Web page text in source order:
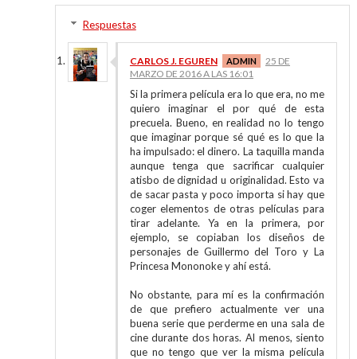
Respuestas
CARLOS J. EGUREN
25 DE
MARZO DE 2016 A LAS 16:01
Si la primera película era lo que era, no me
quiero imaginar el por qué de esta
precuela. Bueno, en realidad no lo tengo
que imaginar porque sé qué es lo que la
ha impulsado: el dinero. La taquilla manda
aunque tenga que sacrificar cualquier
atisbo de dignidad u originalidad. Esto va
de sacar pasta y poco importa si hay que
coger elementos de otras películas para
tirar adelante. Ya en la primera, por
ejemplo, se copiaban los diseños de
personajes de Guillermo del Toro y La
Princesa Mononoke y ahí está.
No obstante, para mí es la confirmación
de que prefiero actualmente ver una
buena serie que perderme en una sala de
cine durante dos horas. Al menos, siento
que no tengo que ver la misma película